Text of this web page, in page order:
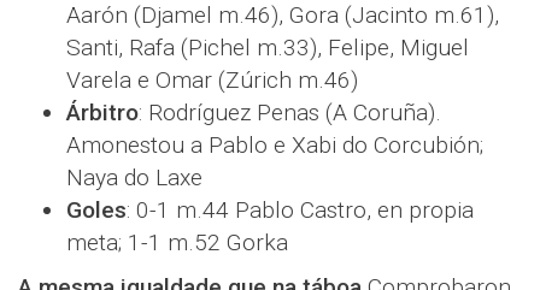
Aarón (Djamel m.46), Gora (Jacinto m.61),
Santi, Rafa (Pichel m.33), Felipe, Miguel
Varela e Omar (Zúrich m.46)
Árbitro: Rodríguez Penas (A Coruña).
Amonestou a Pablo e Xabi do Corcubión;
Naya do Laxe
Goles: 0-1 m.44 Pablo Castro, en propia
meta; 1-1 m.52 Gorka